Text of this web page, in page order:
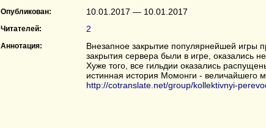
Опубликован: 10.01.2017 — 10.01.2017
Читателей: 2
Аннотация:
Внезапное закрытие популярнейшей игры
закрытия сервера были в игре, оказались
Хуже того, все гильдии оказались
истинная история Момонги - величайшего
http://cotranslate.net/group/kollektivnyi-